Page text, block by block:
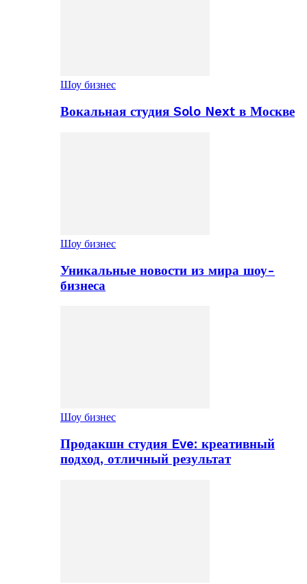
Шоу бизнес
Вокальная студия Solo Next в Москве
Шоу бизнес
Уникальные новости из мира шоу-
бизнеса
Шоу бизнес
Продакшн студия Eve: креативный
подход, отличный результат